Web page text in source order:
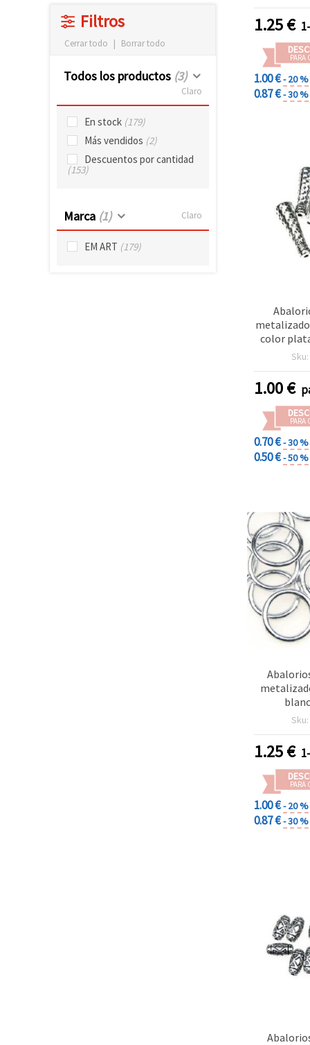
Filtros
Cerrar todo | Borrar todo
Todos los productos (3)
Claro
En stock (179)
Más vendidos (2)
Descuentos por cantidad
(153)
Marca (1) Claro
EM ART (179)
1.25€
PARA
1.00 €- 20 %
0.87 €- 30 %
color
Sku:
1.00€
PARA
0.70 €- 30 %
0.50 €- 50 %
Sku:
1.25€
PARA
1.00 €- 20 %
0.87 €- 30 %